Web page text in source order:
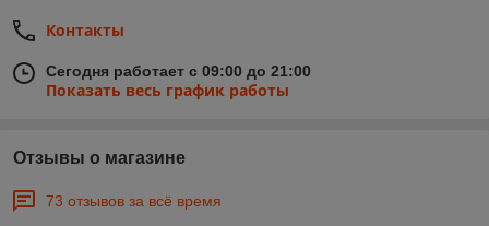
Контакты
Сегодня работает с 09:00 до 21:00
Показать весь график работы
Отзывы о магазине
73 отзывов за всё время